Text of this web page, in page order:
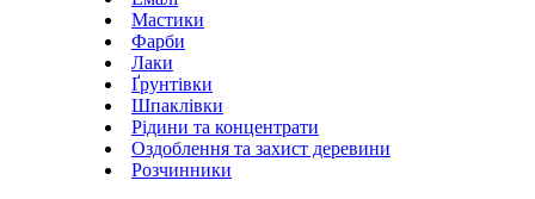
Мастики
Фарби
Лаки
Ґрунтівки
Шпаклівки
Рідини та концентрати
Оздоблення та захист деревини
Розчинники